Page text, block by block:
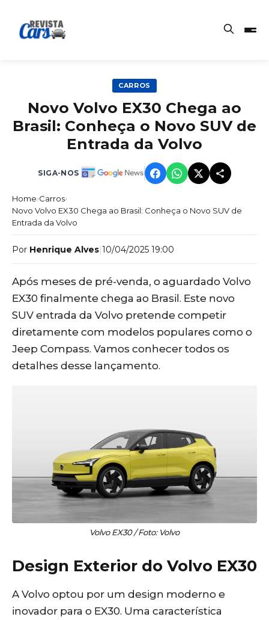
CARROS
Novo Volvo EX30 Chega ao
Brasil: Conheça o Novo SUV de
Entrada da Volvo
SIGA-NOS
Home›Carros›
Novo Volvo EX30 Chega ao Brasil: Conheça o Novo SUV de
Entrada da Volvo
Por Henrique Alves|10/04/2025 19:00
Após meses de pré-venda, o aguardado Volvo
EX30 finalmente chega ao Brasil. Este novo
SUV entrada da Volvo pretende competir
diretamente com modelos populares como o
Jeep Compass. Vamos conhecer todos os
detalhes desse lançamento.
Volvo EX30 / Foto: Volvo
Design Exterior do Volvo EX30
A Volvo optou por um design moderno e
inovador para o EX30. Uma característica